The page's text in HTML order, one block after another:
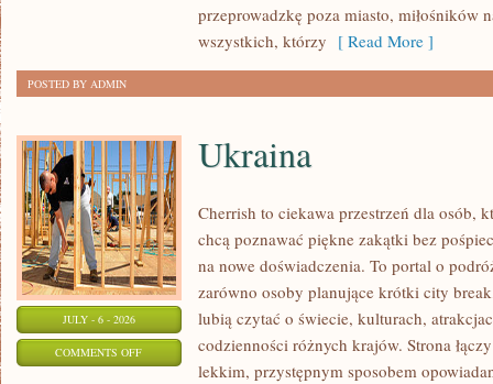
przeprowadzkę poza miasto, miłośników
wszystkich, którzy [ Read More ]
POSTED BY ADMIN
JULY - 6 - 2026
COMMENTS OFFON
Ukraina
Cherrish to ciekawa przestrzeń dla osób,
chcą poznawać piękne zakątki bez
na nowe doświadczenia. To portal o
zarówno osoby planujące krótki city
lubią czytać o świecie, kulturach,
codzienności różnych krajów. Strona
lekkim, przystępnym sposobem